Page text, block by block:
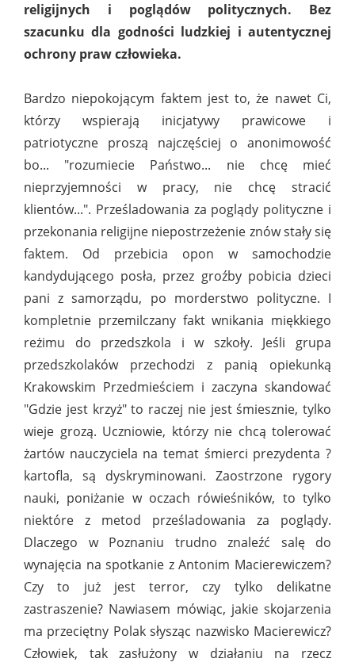
religijnych i poglądów politycznych. Bez
szacunku dla godności ludzkiej i autentycznej
ochrony praw człowieka.
Bardzo niepokojącym faktem jest to, że nawet Ci,
którzy wspierają inicjatywy prawicowe i
patriotyczne proszą najczęściej o anonimowość
bo... "rozumiecie Państwo... nie chcę mieć
nieprzyjemności w pracy, nie chcę stracić
klientów...". Prześladowania za poglądy polityczne i
przekonania religijne niepostrzeżenie znów stały się
faktem. Od przebicia opon w samochodzie
kandydującego posła, przez groźby pobicia dzieci
pani z samorządu, po morderstwo polityczne. I
kompletnie przemilczany fakt wnikania miękkiego
reżimu do przedszkola i w szkoły. Jeśli grupa
przedszkolaków przechodzi z panią opiekunką
Krakowskim Przedmieściem i zaczyna skandować
"Gdzie jest krzyż" to raczej nie jest śmiesznie, tylko
wieje grozą. Uczniowie, którzy nie chcą tolerować
żartów nauczyciela na temat śmierci prezydenta ?
kartofla, są dyskryminowani. Zaostrzone rygory
nauki, poniżanie w oczach rówieśników, to tylko
niektóre z metod prześladowania za poglądy.
Dlaczego w Poznaniu trudno znaleźć salę do
wynajęcia na spotkanie z Antonim Macierewiczem?
Czy to już jest terror, czy tylko delikatne
zastraszenie? Nawiasem mówiąc, jakie skojarzenia
ma przeciętny Polak słysząc nazwisko Macierewicz?
Człowiek, tak zasłużony w działaniu na rzecz